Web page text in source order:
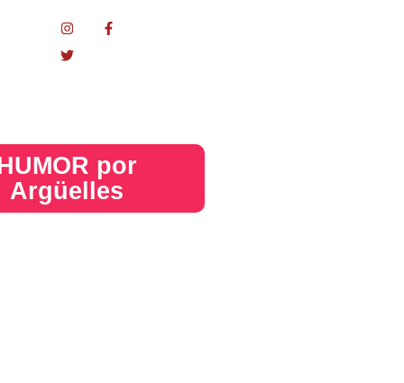
por
Argüelles​